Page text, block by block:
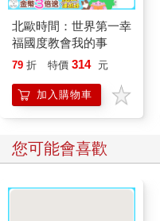
北歐時間：世界第一幸
福國度教會我的事
79 折 特價 314 元
加入購物車
您可能會喜歡